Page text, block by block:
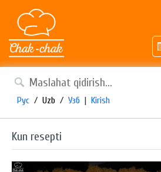
Рус / Uzb / Узб | Kirish
Kun resepti